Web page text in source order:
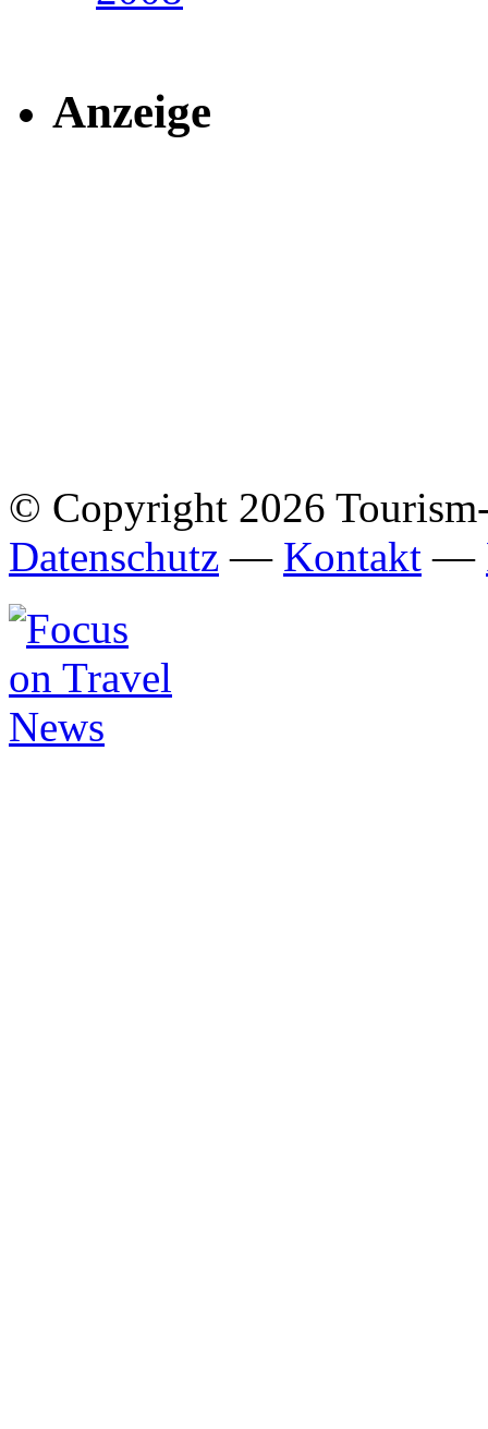
Anzeige
© Copyright 2026
Datenschutz — Kontakt —